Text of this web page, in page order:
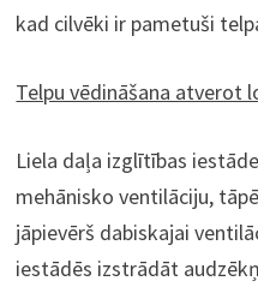
kad cilvēki ir pametuši
Telpu vēdināšana atverot
Liela daļa izglītības
mehānisko ventilāciju,
jāpievērš dabiskajai
iestādēs izstrādāt